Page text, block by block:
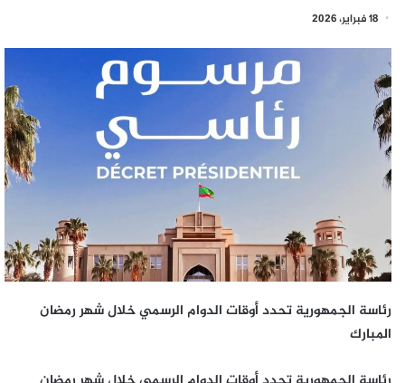
18 فبراير، 2026
رئاسة الجمهورية تحدد أوقات الدوام الرسمي خلال شهر رمضان
المبارك